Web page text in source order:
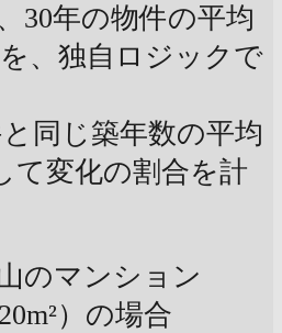
30年の物件の平均
、独自ロジックで
同じ築年数の平均
て変化の割合を計
のマンション
）の場合